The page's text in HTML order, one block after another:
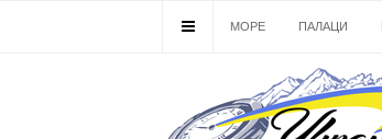
МОРЕ ПАЛАЦИ